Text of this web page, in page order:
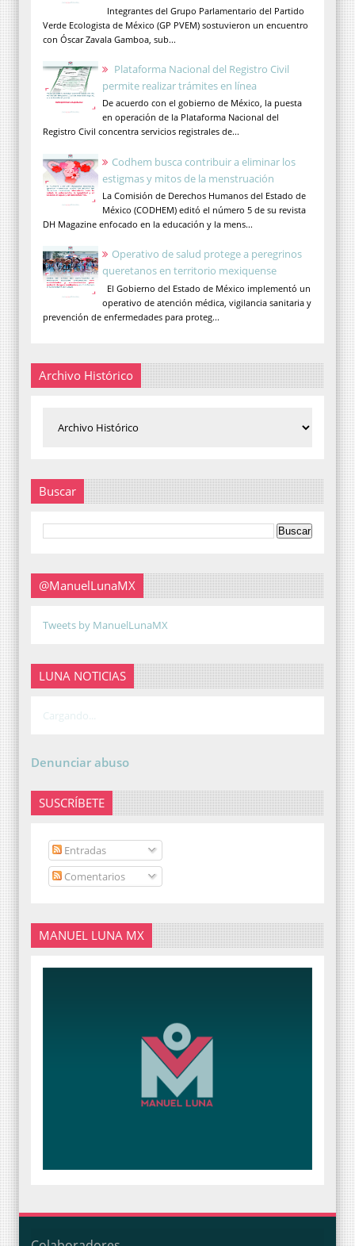
Integrantes del Grupo Parlamentario del Partido
Verde Ecologista de México (GP PVEM) sostuvieron un encuentro
con Óscar Zavala Gamboa, sub...
Plataforma Nacional del Registro Civil
permite realizar trámites en línea
De acuerdo con el gobierno de México, la puesta
en operación de la Plataforma Nacional del
Registro Civil concentra servicios registrales de...
Codhem busca contribuir a eliminar los
estigmas y mitos de la menstruación
La Comisión de Derechos Humanos del Estado de
México (CODHEM) editó el número 5 de su revista
DH Magazine enfocado en la educación y la mens...
Operativo de salud protege a peregrinos
queretanos en territorio mexiquense
El Gobierno del Estado de México implementó un
operativo de atención médica, vigilancia sanitaria y
prevención de enfermedades para proteg...
Archivo Histórico
Buscar
@ManuelLunaMX
Tweets by ManuelLunaMX
LUNA NOTICIAS
Cargando...
Denunciar abuso
SUSCRÍBETE
Entradas
Comentarios
MANUEL LUNA MX